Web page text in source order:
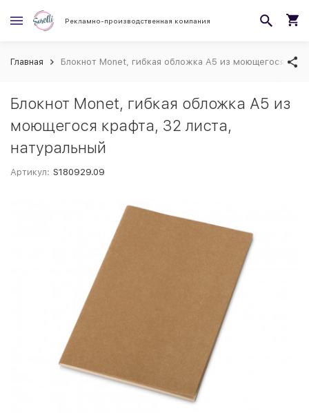
Рекламно-производственная компания
Главная Блокнот Monet, гибкая обложка A5 из моющегося
Блокнот Monet, гибкая обложка A5 из
моющегося крафта, 32 листа,
натуральный
Артикул: S180929.09